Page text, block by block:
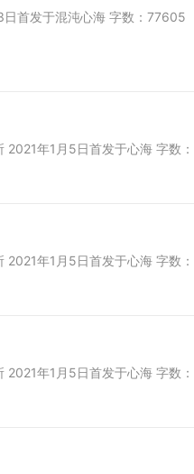
日首发于混沌心海 字数：
年1月5日首发于心海 字数
年1月5日首发于心海 字数
年1月5日首发于心海 字数